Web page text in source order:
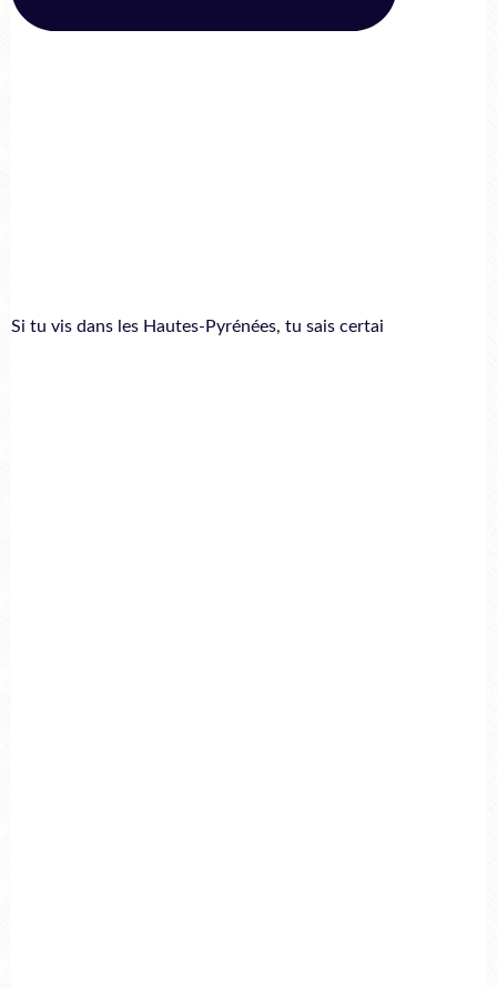
Si tu vis dans les Hautes-Pyrénées, tu sais certai